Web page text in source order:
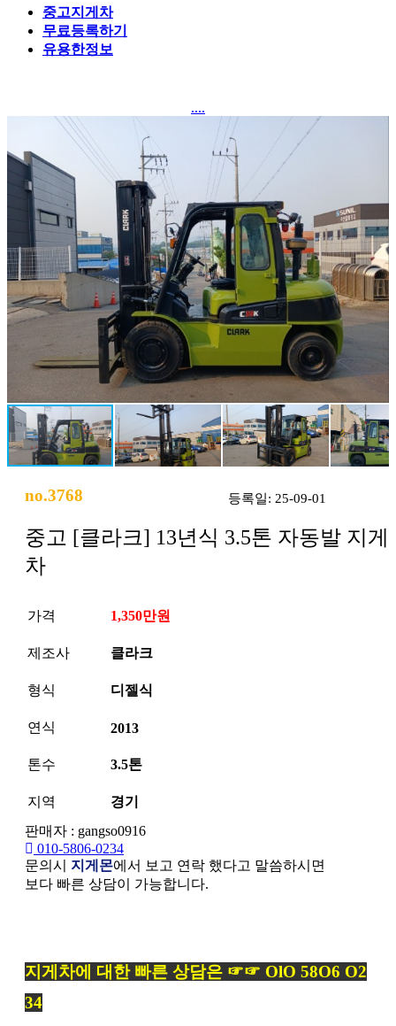
중고지게차
무료등록하기
유용한정보
....
no.3768 등록일: 25-09-01
중고 [클라크] 13년식 3.5톤 자동발 지게
차
가격 1,350만원
제조사 클라크
형식 디젤식
연식 2013
톤수 3.5톤
지역
경기
판매자 : gangso0916
010-5806-0234
문의시 지게몬에서 보고 연락 했다고 말씀하시면
보다 빠른 상담이 가능합니다.
지게차에 대한 빠른 상담은 ☞☞ OlO 58O6 O2
34